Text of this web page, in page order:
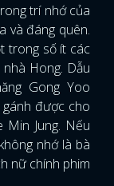
trí nhớ của
và đáng quên.
trong số ít các
Hong. Dẫu
Gong Yoo
được cho
Jung. Nếu
nhớ là bà
nữ chính phim